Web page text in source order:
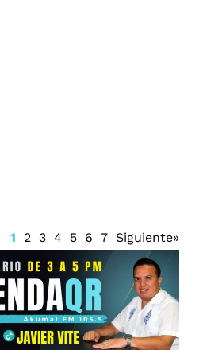
1 2 3 4 5 6 7 Siguiente»